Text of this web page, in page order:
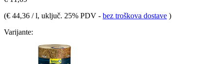
(€ 44,36 / l, uključ. 25% PDV - bez troškova dostave )
Varijante: